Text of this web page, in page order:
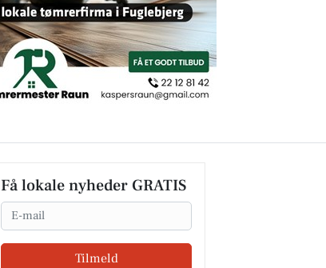
Få lokale nyheder GRATIS
Email
Tilmeld